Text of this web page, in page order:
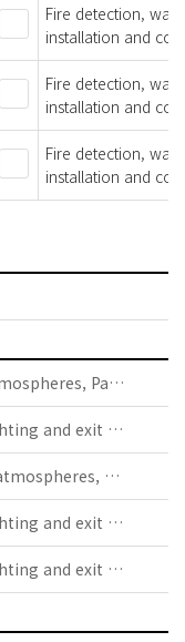
Fire detection,
installation and
Fire detection,
installation and
Fire detection,
installation and
AS/NZS 60079.13:2019 - Explosive atmospheres, Part 13: Equipment protection by pressurized room 'p' and artificially ventilated room 'v' (IEC 60079-13:2017 (ED 2.0), MOD)
AS/NZS 2293.2:2019 - Emergency lighting and exit signs for buildings, Part 2: Routine service and maintenance
AS/NZS 60079.20.1:2012 - Explosive atmospheres, Part 20.1: Material characteristics for gas and vapour classification - Test methods and data
AS/NZS 2293.3:2018 - Emergency lighting and exit signs for buildings, Part 3: Emergency luminaires and exit signs
AS/NZS 2293.1:2018 - Emergency lighting and exit signs for buildings, Part 1: System design, installation and operation